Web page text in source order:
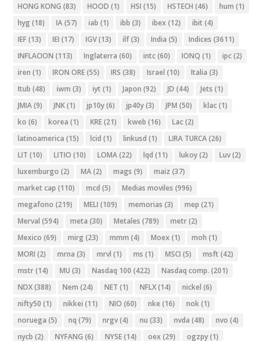
HONG KONG (83) HOOD (1) HSI (15) HSTECH (46) hum (1)
hyg (18) IA(57) iab (1) ibb (3) ibex (12) ibit (4)
IEF(13) IEI (17) IGV(13) ilf(3) India (5) Indices (3611)
INFLACION (113) Inglaterra (60) intc(60) IONQ (1) ipc(2)
iren (1) IRON ORE(55) IRS (38) Israel (10) Italia (3)
Itub (48) iwm (3) iyt (1) Japon (92) JD (44) Jets (1)
JMIA(9) JNK(1) jp10y(6) jp40y(3) JPM (50) klac(1)
ko (6) korea (1) KRE(21) kweb (16) Lac(2)
latinoamerica (15) lcid (1) linkusd (1) LIRA TURCA(26)
LIT (10) LITIO (10) LOMA(22) lqd (11) lukoy(2) Luv(2)
luxemburgo (2) MA(2) mags (9) maiz (37)
market cap (110) mcd (5) Medias moviles (996)
megafono (219) MELI (109) memorias (3) mep (21)
Merval (594) meta (30) Metales (789) metr(2)
Mexico (69) mirg (23) mmm (4) Moex (1) moh (1)
MORI (2) mrna (3) mrvl (1) ms (1) MSCI (5) msft (42)
mstr(14) MU (3) Nasdaq 100 (422) Nasdaq comp. (201)
NDX(388) Nem (24) NET (1) NFLX(14) nickel (6)
nifty50 (1) nikkei (11) NIO (60) nke (16) nok(1)
noruega (5) nq (79) nrgv(4) nu (33) nvda (48) nvo (4)
nycb (2) NYFANG (6) NYSE(14) oex (29) ogzpy(1)